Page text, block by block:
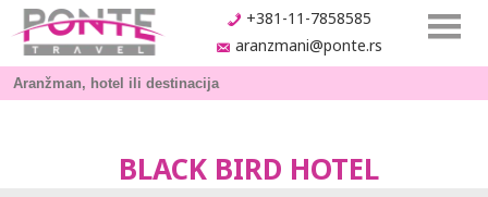
+381-11-7858585
aranzmani@ponte.rs
BLACK BIRD HOTEL